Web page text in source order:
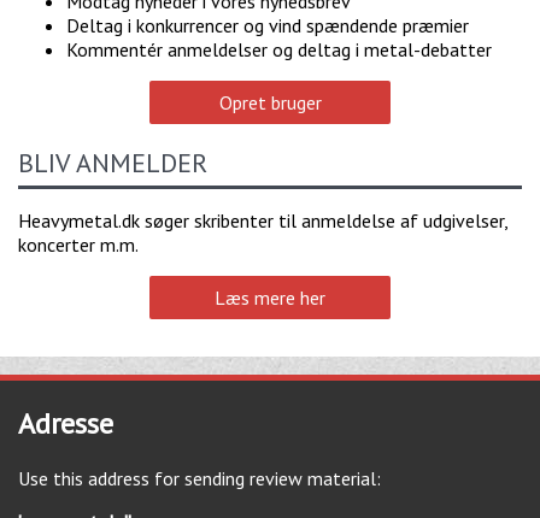
Deltag i konkurrencer og vind spændende præmier
Kommentér anmeldelser og deltag i metal-debatter
Opret bruger
BLIV ANMELDER
Heavymetal.dk søger skribenter til anmeldelse af udgivelser,
koncerter m.m.
Læs mere her
Adresse
Use this address for sending review material: